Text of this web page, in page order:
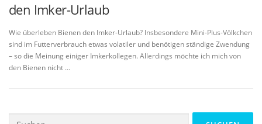
den Imker-Urlaub
Wie überleben Bienen den Imker-Urlaub? Insbesondere Mini-Plus-Völkchen
sind im Futterverbrauch etwas volatiler und benötigen ständige Zwendung
– so die Meinung einiger Imkerkollegen. Allerdings möchte ich mich von
den Bienen nicht …